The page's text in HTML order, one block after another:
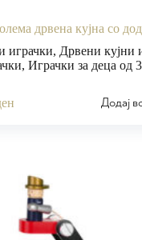
дрвена кујна со
играчки, Дрвени кујни
, Играчки за деца од
Додај